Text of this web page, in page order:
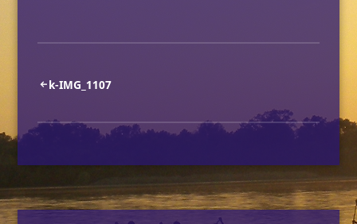
Beitragsnavigation
k-IMG_1107